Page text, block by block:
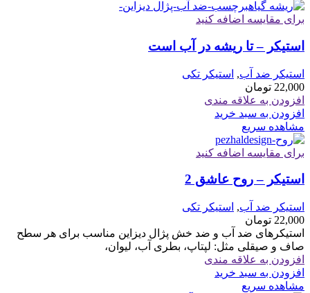
برای مقایسه اضافه کنید
استیکر – تا ریشه در آب است
استیکر ضد آب, استیکر تکی
22,000 تومان
افزودن به علاقه مندی
افزودن به سبد خرید
مشاهده سریع
برای مقایسه اضافه کنید
استیکر – روح عاشق 2
استیکر ضد آب, استیکر تکی
22,000 تومان
استیکرهای ضد آب و ضد خش پژال دیزاین مناسب برای هر سطح
صاف و صیقلی مثل: لپتاپ، بطری آب، لیوان،
افزودن به علاقه مندی
افزودن به سبد خرید
مشاهده سریع